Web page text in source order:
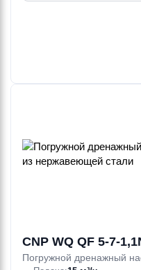
CNP WQ QF 5-7-
Погружной дренажный